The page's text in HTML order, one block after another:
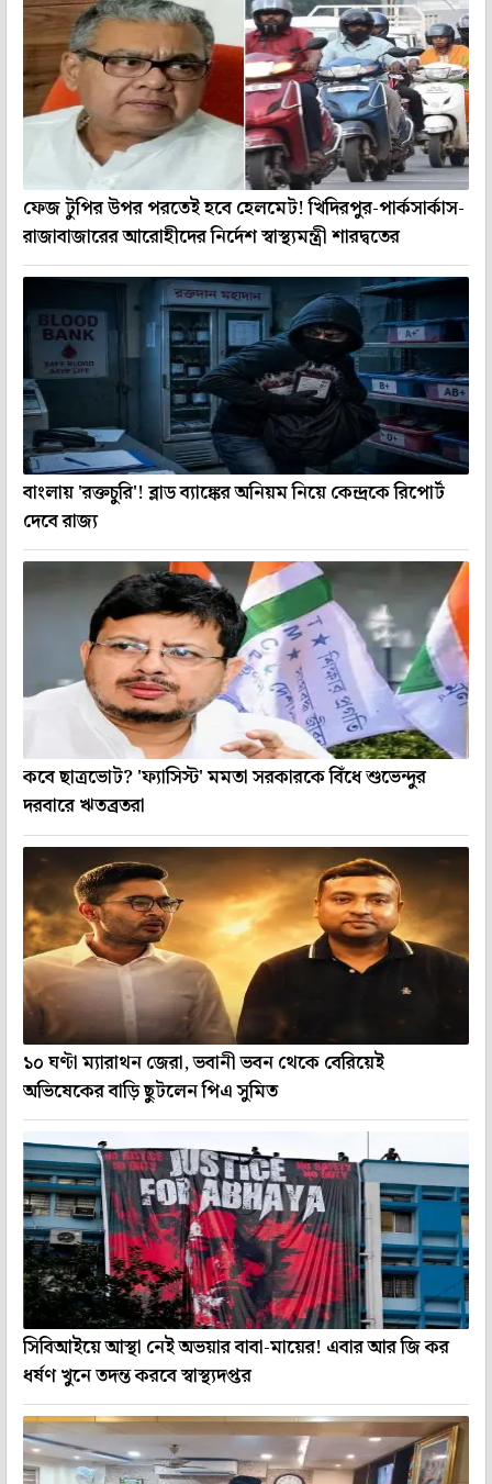
ফেজ টুপির উপর পরতেই হবে হেলমেট! খিদিরপুর-পার্কসার্কাস-
রাজাবাজারের আরোহীদের নির্দেশ স্বাস্থ্যমন্ত্রী শারদ্বতের
বাংলায় 'রক্তচুরি'! ব্লাড ব্যাঙ্কের অনিয়ম নিয়ে কেন্দ্রকে রিপোর্ট
দেবে রাজ্য
কবে ছাত্রভোট? 'ফ্যাসিস্ট' মমতা সরকারকে বিঁধে শুভেন্দুর
দরবারে ঋতব্রতরা
১০ ঘণ্টা ম্যারাথন জেরা, ভবানী ভবন থেকে বেরিয়েই
অভিষেকের বাড়ি ছুটলেন পিএ সুমিত
সিবিআইয়ে আস্থা নেই অভয়ার বাবা-মায়ের! এবার আর জি কর
ধর্ষণ খুনে তদন্ত করবে স্বাস্থ্যদপ্তর